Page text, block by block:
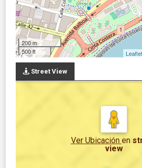
200 m
500 ft
Leaflet
Street View
Ver Ubicación en
view